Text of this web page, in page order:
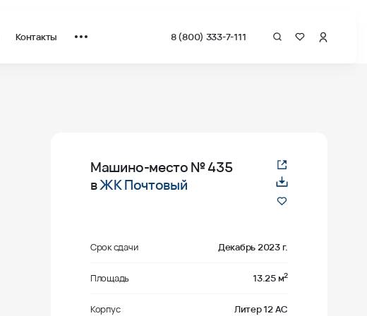
Контакты 8 (800) 333-7-111
Машино-место№ 435
вЖК Почтовый
Срок сдачи Декабрь 2023 г.
Площадь 13.25 м2
Корпус Литер 12 АС